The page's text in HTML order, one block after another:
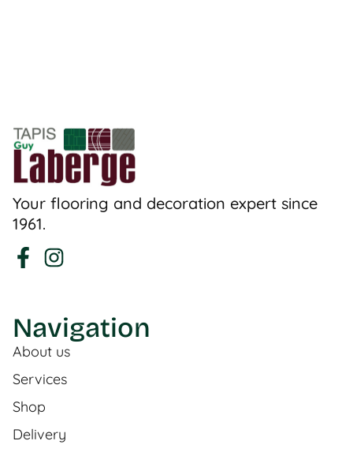
Your flooring and decoration expert since
1961.
Navigation
About us
Services
Shop
Delivery